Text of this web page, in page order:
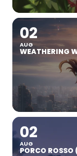
02
AUG
WEATHERING
02
AUG
PORCO